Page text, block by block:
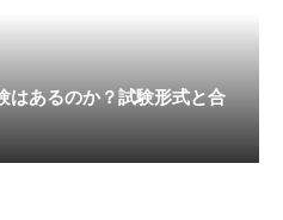
はあるのか？試験形式と合